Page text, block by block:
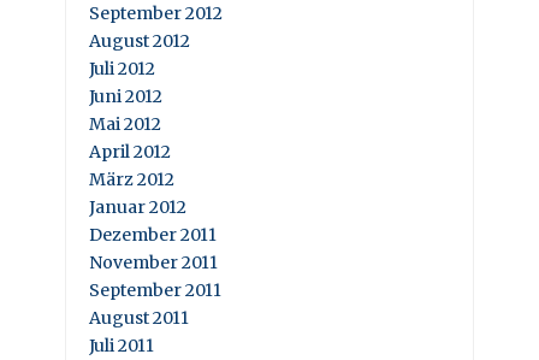
September 2012
August 2012
Juli 2012
Juni 2012
Mai 2012
April 2012
März 2012
Januar 2012
Dezember 2011
November 2011
September 2011
August 2011
Juli 2011